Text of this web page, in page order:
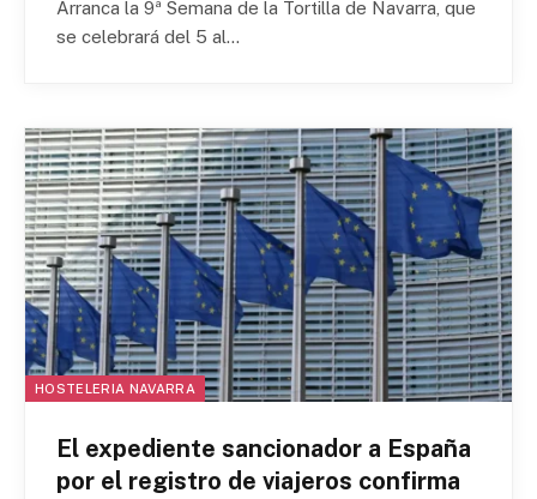
Arranca la 9ª Semana de la Tortilla de Navarra, que
se celebrará del 5 al…
HOSTELERIA NAVARRA
El expediente sancionador a España
por el registro de viajeros confirma